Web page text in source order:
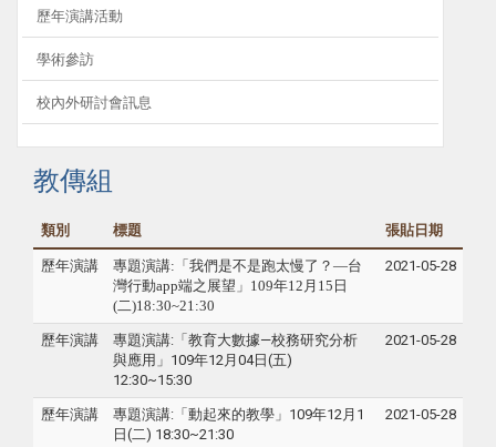
歷年演講活動
學術參訪
校內外研討會訊息
教傳組
類別 標題 張貼日期
歷年演講 專題演講:「我們是不是跑太慢了？—台
灣行動app端之展望」 109年12月15日
(二)18:30~21:30
2021-05-28
歷年演講
專題演講:「教育大數據—校務研究分析
與應用」109年12月04日(五)
12:30~15:30
2021-05-28
歷年演講
專題演講:「動起來的教學」109年12月1
日(二) 18:30~21:30
2021-05-28